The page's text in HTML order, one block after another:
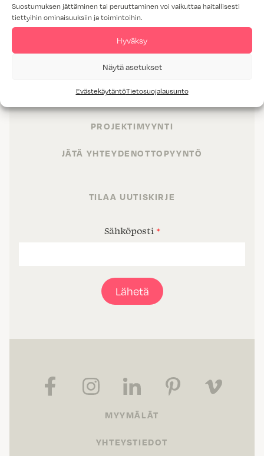
Suostumuksen jättäminen tai peruuttaminen voi vaikuttaa haitallisesti
tiettyihin ominaisuuksiin ja toimintoihin.
Hyväksy
Näytä asetukset
EvästekäytäntöTietosuojalausunto
TUOTTEET
TILAT
PROJEKTIMYYNTI
JÄTÄ YHTEYDENOTTOPYYNTÖ
TILAA UUTISKIRJE
Sähköposti *
Lähetä
MYYMÄLÄT
YHTEYSTIEDOT